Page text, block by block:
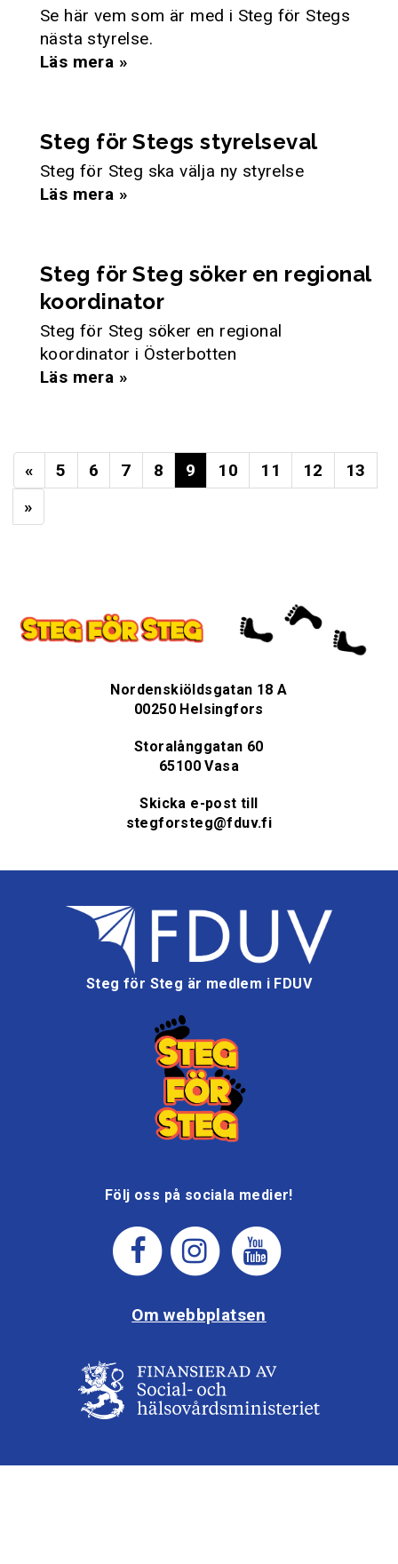
Se här vem som är med i Steg för Stegs
nästa styrelse.
Läs mera »
Steg för Stegs styrelseval
Steg för Steg ska välja ny styrelse
Läs mera »
Steg för Steg söker en regional
koordinator
Steg för Steg söker en regional
koordinator i Österbotten
Läs mera »
« 5 6 7 8 9 10 11 12
13
»
Nordenskiöldsgatan 18 A
00250 Helsingfors
Storalånggatan 60
65100 Vasa
Skicka e-post till
stegforsteg@fduv.fi
Steg för Steg är medlem i FDUV
Följ oss på sociala medier!
Om webbplatsen